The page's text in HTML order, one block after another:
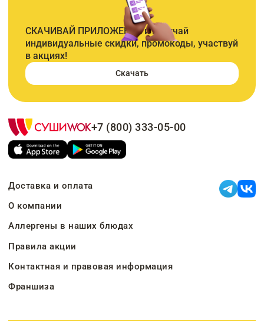
СКАЧИВАЙ ПРИЛОЖЕНИЕ и получай
индивидуальные скидки, промокоды, участвуй
в акциях!
Скачать
+7 (800) 333-05-00
Доставка и оплата
О компании
Аллергены в наших блюдах
Правила акции
Контактная и правовая информация
Франшиза